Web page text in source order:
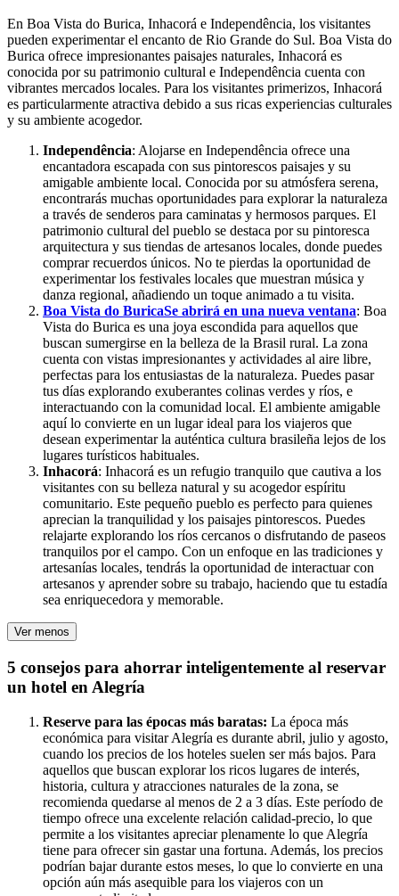
En Boa Vista do Burica, Inhacorá e Independência, los visitantes
pueden experimentar el encanto de Rio Grande do Sul. Boa Vista do
Burica ofrece impresionantes paisajes naturales, Inhacorá es
conocida por su patrimonio cultural e Independência cuenta con
vibrantes mercados locales. Para los visitantes primerizos, Inhacorá
es particularmente atractiva debido a sus ricas experiencias culturales
y su ambiente acogedor.
Independência: Alojarse en Independência ofrece una
encantadora escapada con sus pintorescos paisajes y su
amigable ambiente local. Conocida por su atmósfera serena,
encontrarás muchas oportunidades para explorar la naturaleza
a través de senderos para caminatas y hermosos parques. El
patrimonio cultural del pueblo se destaca por su pintoresca
arquitectura y sus tiendas de artesanos locales, donde puedes
comprar recuerdos únicos. No te pierdas la oportunidad de
experimentar los festivales locales que muestran música y
danza regional, añadiendo un toque animado a tu visita.
Boa Vista do BuricaSe abrirá en una nueva ventana: Boa
Vista do Burica es una joya escondida para aquellos que
buscan sumergirse en la belleza de la Brasil rural. La zona
cuenta con vistas impresionantes y actividades al aire libre,
perfectas para los entusiastas de la naturaleza. Puedes pasar
tus días explorando exuberantes colinas verdes y ríos, e
interactuando con la comunidad local. El ambiente amigable
aquí lo convierte en un lugar ideal para los viajeros que
desean experimentar la auténtica cultura brasileña lejos de los
lugares turísticos habituales.
Inhacorá: Inhacorá es un refugio tranquilo que cautiva a los
visitantes con su belleza natural y su acogedor espíritu
comunitario. Este pequeño pueblo es perfecto para quienes
aprecian la tranquilidad y los paisajes pintorescos. Puedes
relajarte explorando los ríos cercanos o disfrutando de paseos
tranquilos por el campo. Con un enfoque en las tradiciones y
artesanías locales, tendrás la oportunidad de interactuar con
artesanos y aprender sobre su trabajo, haciendo que tu estadía
sea enriquecedora y memorable.
Ver menos
5 consejos para ahorrar inteligentemente al reservar
un hotel en Alegría
Reserve para las épocas más baratas: La época más
económica para visitar Alegría es durante abril, julio y agosto,
cuando los precios de los hoteles suelen ser más bajos. Para
aquellos que buscan explorar los ricos lugares de interés,
historia, cultura y atracciones naturales de la zona, se
recomienda quedarse al menos de 2 a 3 días. Este período de
tiempo ofrece una excelente relación calidad-precio, lo que
permite a los visitantes apreciar plenamente lo que Alegría
tiene para ofrecer sin gastar una fortuna. Además, los precios
podrían bajar durante estos meses, lo que lo convierte en una
opción aún más asequible para los viajeros con un